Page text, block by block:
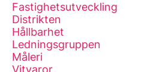
Fastighetsutveckling
Distrikten
Hållbarhet
Ledningsgruppen
Måleri
Vitvaror